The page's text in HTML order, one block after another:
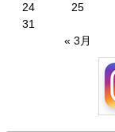
« 3月
24
25
31